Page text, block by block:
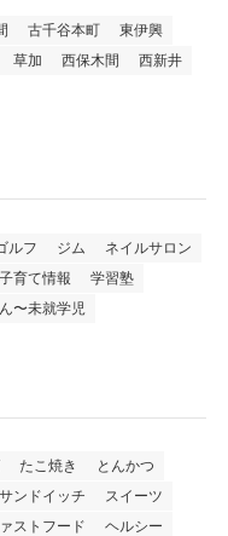
古千谷本町
東伊興
草加 西保木間
西新井
ルフ ジム
ネイルサロン
子育て情報
学習塾
〜未就学児
たこ焼き
とんかつ
サンドイッチ
スイーツ
ストフード
ヘルシー